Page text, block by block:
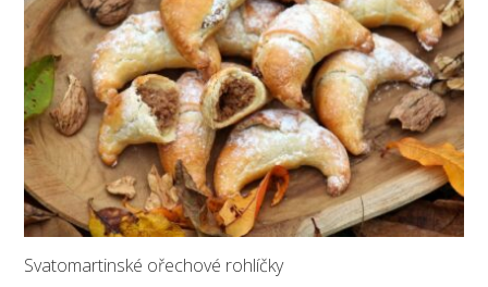
Svatomartinské ořechové rohlíčky